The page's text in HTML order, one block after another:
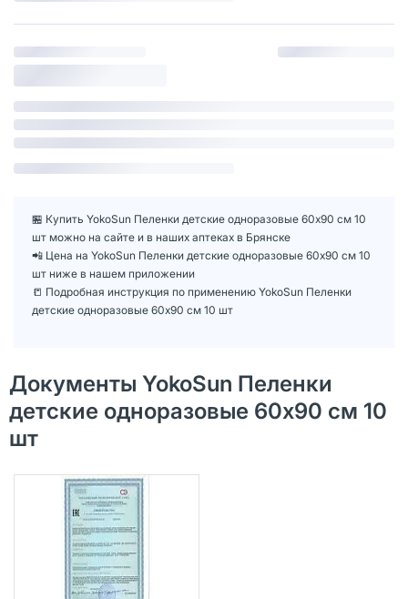
🏪 Купить YokoSun Пеленки детские одноразовые 60х90 см 10
шт можно на сайте и в наших аптеках в Брянске
📲 Цена на YokoSun Пеленки детские одноразовые 60х90 см 10
шт ниже в нашем приложении
📒 Подробная инструкция по применению YokoSun Пеленки
детские одноразовые 60х90 см 10 шт
Документы YokoSun Пеленки
детские одноразовые 60х90 см 10
шт